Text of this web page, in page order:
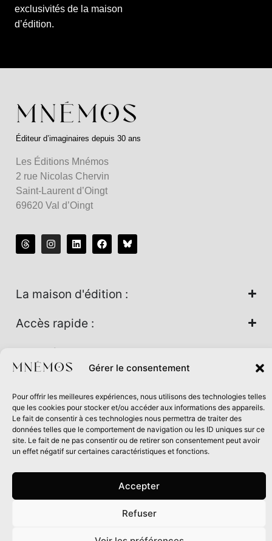
Gérer le consentement
Pour offrir les meilleures expériences, nous utilisons des technologies telles
que les cookies pour stocker et/ou accéder aux informations des appareils.
Le fait de consentir à ces technologies nous permettra de traiter des
données telles que le comportement de navigation ou les ID uniques sur ce
site. Le fait de ne pas consentir ou de retirer son consentement peut avoir
un effet négatif sur certaines caractéristiques et fonctions.
Accepter
Refuser
exclusivités de la maison
d’édition.
Éditeur d’imaginaires depuis 30 ans
Les Éditions Mnémos
2 rue Nicolas Chervin
Saint-Laurent d’Oingt
69620 Val d’Oingt
La maison d'édition :
Accès rapide :
Nos univers :
Maison d’édition soutenue par la DRAC Auvergne-Rhône-
Alpes et la Région Auvergne-Rhône-Alpes dans le cadre du
Contrat de filière Livre 2024